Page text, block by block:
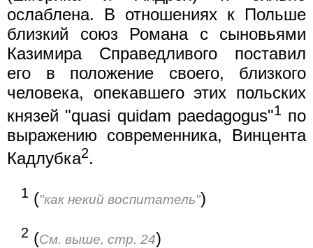
ослаблена. В отношениях к Польше
близкий союз Романа с сыновьями
Казимира Справедливого поставил
его в положение своего, близкого
человека, опекавшего этих польских
князей "quasi quidam paedagogus"1по
выражению современника, Винцента
Кадлубка2.
1 ("как некий воспитатель")
2 (См. выше, стр. 24)